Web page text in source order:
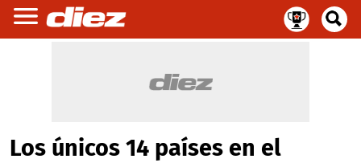
Los únicos 14 países en el